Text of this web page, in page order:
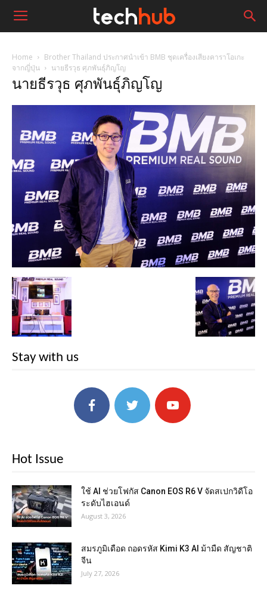
Home
Brother Thailand ประกาศนำเข้า BMB ชุดเครื่องเสียงคาราโอเกะ
จากญี่ปุ่น
นายธีรวุธ ศุภพันธุ์ภิญโญ
นายธีรวุธ ศุภพันธุ์ภิญโญ
Stay with us
Hot Issue
ใช้ AI ช่วยโฟกัส Canon EOS R6 V จัดสเปกวิดีโอ
ระดับไฮเอนด์
August 3, 2026
สมรภูมิเดือด ถอดรหัส Kimi K3 AI ม้ามืด สัญชาติ
จีน
July 27, 2026